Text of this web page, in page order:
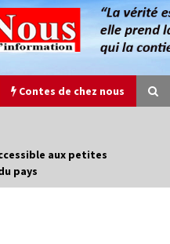
Contes de chez nous
plus là (17e partie)
aux petites
pays